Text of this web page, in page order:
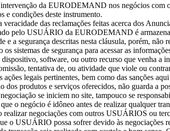
da EURODEMAND nos negócios com
e condições deste instrumento.
das reclamações feitas acerca dos
pelo USUÁRIO da EURODEMAND é
e a segurança descritas nesta cláusula, porém,
sistemas de segurança para acessar as
software, ou outro recurso que venha
tentativa de, ou atividade que viole ou
legais pertinentes, bem como das sanções
produtos e serviços oferecidos, não guarda a
se iniciem no site, tampouco se
o negócio é idôneo antes de realizar qualquer
negociações com outros USUÁRIOS ou
o USUÁRIO possa sofrer devido às